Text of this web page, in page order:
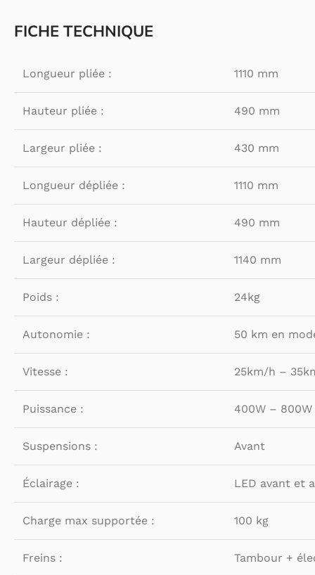
FICHE TECHNIQUE
Longueur pliée : 1110 mm
Hauteur pliée : 490 mm
Largeur pliée : 430 mm
Longueur dépliée : 1110 mm
Hauteur dépliée : 490 mm
Largeur dépliée : 1140 mm
Poids : 24kg
Autonomie : 50 km en
Vitesse : 25km/h –
Puissance : 400W –
Suspensions : Avant
Éclairage : LED avant et
Charge max supportée : 100 kg
Freins : Tambour +